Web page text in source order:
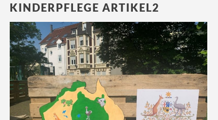
KINDERPFLEGE ARTIKEL2